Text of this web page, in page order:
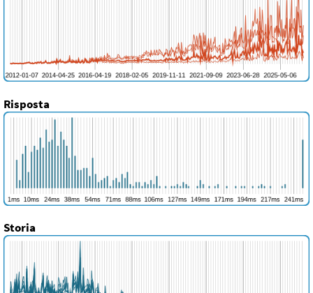
Risposta
Storia